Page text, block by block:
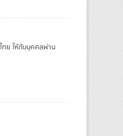
ทย ให้กับบุคคลผ่าน